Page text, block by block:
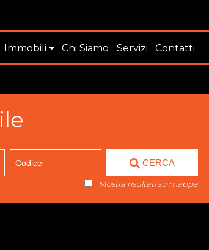
Immobili Chi Siamo Servizi Contatti
CERCA
Mostra risultati su mappa